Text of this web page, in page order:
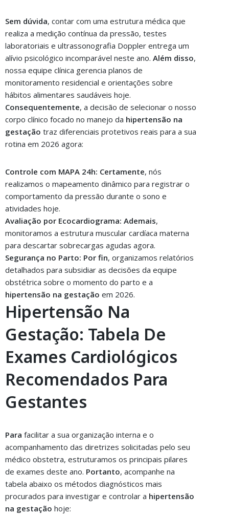
Sem dúvida, contar com uma estrutura médica que
realiza a medição contínua da pressão, testes
laboratoriais e ultrassonografia Doppler entrega um
alívio psicológico incomparável neste ano. Além disso,
nossa equipe clínica gerencia planos de
monitoramento residencial e orientações sobre
hábitos alimentares saudáveis hoje.
Consequentemente, a decisão de selecionar o nosso
corpo clínico focado no manejo da hipertensão na
gestação traz diferenciais protetivos reais para a sua
rotina em 2026 agora:
Controle com MAPA 24h: Certamente, nós
realizamos o mapeamento dinâmico para registrar o
comportamento da pressão durante o sono e
atividades hoje.
Avaliação por Ecocardiograma: Ademais,
monitoramos a estrutura muscular cardíaca materna
para descartar sobrecargas agudas agora.
Segurança no Parto: Por fin, organizamos relatórios
detalhados para subsidiar as decisões da equipe
obstétrica sobre o momento do parto e a
hipertensão na gestação em 2026.
Hipertensão Na
Gestação: Tabela De
Exames Cardiológicos
Recomendados Para
Gestantes
Para facilitar a sua organização interna e o
acompanhamento das diretrizes solicitadas pelo seu
médico obstetra, estruturamos os principais pilares
de exames deste ano. Portanto, acompanhe na
tabela abaixo os métodos diagnósticos mais
procurados para investigar e controlar a hipertensão
na gestação hoje: